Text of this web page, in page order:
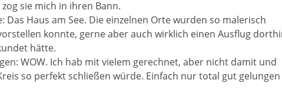
sie mich in ihren Bann.
Das Haus am See. Die einzelnen Orte wurden so malerisch
konnte, gerne aber auch wirklich einen Ausflug
hätte.
WOW. Ich hab mit vielem gerechnet, aber nicht damit und
so perfekt schließen würde. Einfach nur total gut gelungen